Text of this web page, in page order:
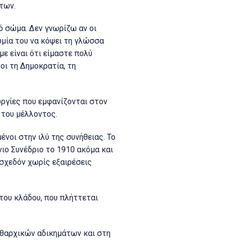
σώμα. Δεν γνωρίζω αν οι
του να κόψει τη γλώσσα
είναι ότι είμαστε πολύ
τη Δημοκρατία, τη
που εμφανίζονται στον
μέλλοντος.
στην ιλύ της συνήθειας. Το
Συνέδριο το 1910 ακόμα και
χωρίς εξαιρέσεις
κλάδου, που πλήττεται
αδικημάτων και στη